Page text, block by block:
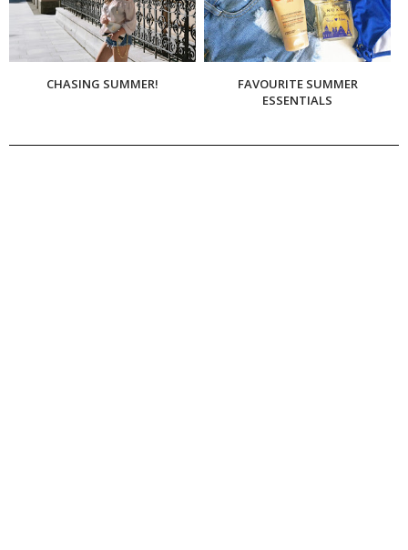
CHASING SUMMER!
FAVOURITE SUMMER
ESSENTIALS